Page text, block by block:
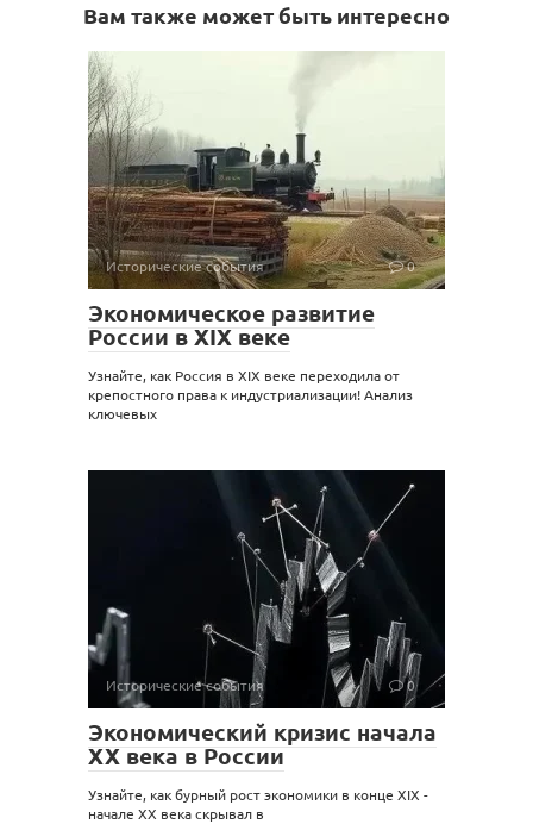
Вам также может быть интересно
Исторические события 0
Экономическое развитие
России в XIX веке
Узнайте, как Россия в XIX веке переходила от
крепостного права к индустриализации! Анализ
ключевых
Исторические события 0
Экономический кризис начала
XX века в России
Узнайте, как бурный рост экономики в конце XIX -
начале XX века скрывал в